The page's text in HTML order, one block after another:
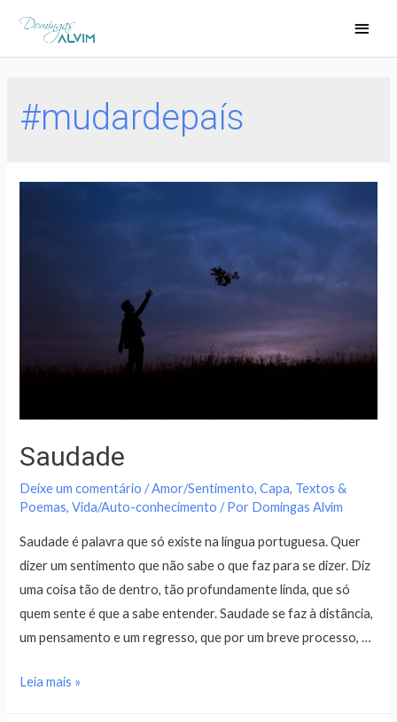
#mudardepaís
Saudade
Deixe um comentário /Amor/Sentimento,Capa, Textos &
Poemas,Vida/Auto-conhecimento / Por Domingas Alvim
Saudade é palavra que só existe na língua portuguesa. Quer
dizer um sentimento que não sabe o que faz para se dizer. Diz
uma coisa tão de dentro, tão profundamente linda, que só
quem sente é que a sabe entender. Saudade se faz à distância,
um pensamento e um regresso, que por um breve processo, …
Leia mais »